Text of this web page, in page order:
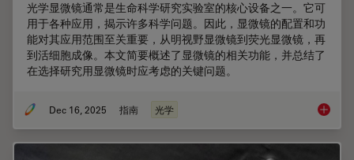
光学显微镜通常是生命科学研究实验室的核心设备之一。它可
用于各种应用，揭示许多科学问题。因此，显微镜的配置和功
能对其应用范围至关重要，从明视野显微镜到荧光显微镜，再
到活细胞成像。本文简要概述了显微镜的相关功能，并总结了
在选择研究用显微镜时应考虑的关键问题。
Dec 16, 2025 指南 光学 选择研